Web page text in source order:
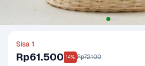
Sisa 1
Rp61.500 14% Rp72.100